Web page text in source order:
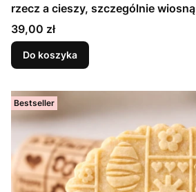
rzecz a cieszy, szczególnie wiosną
Cena
39,00 zł
Do koszyka
Bestseller